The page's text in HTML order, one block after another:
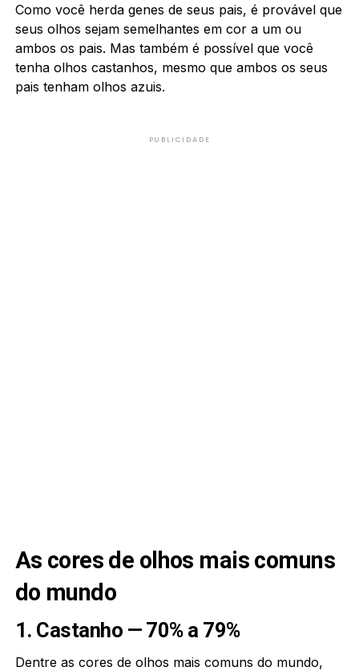
Como você herda genes de seus pais, é provável que
seus olhos sejam semelhantes em cor a um ou
ambos os pais. Mas também é possível que você
tenha olhos castanhos, mesmo que ambos os seus
pais tenham olhos azuis.
PUBLICIDADE
As cores de olhos mais comuns
do mundo
1. Castanho — 70% a 79%
Dentre as cores de olhos mais comuns do mundo,